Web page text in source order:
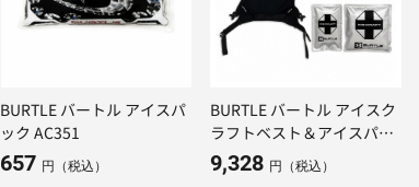
BURTLE バートル アイスパ
ック AC351
657 円（税込）
BURTLE バートル アイスク
ラフトベスト＆アイスパッ
クセット AC103S
9,328 円（税込）